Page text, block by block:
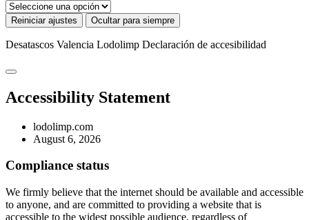
Reiniciar ajustes Ocultar para siempre
Desatascos Valencia Lodolimp Declaración de accesibilidad
Accessibility Statement
lodolimp.com
August 6, 2026
Compliance status
We firmly believe that the internet should be available and accessible
to anyone, and are committed to providing a website that is
accessible to the widest possible audience, regardless of